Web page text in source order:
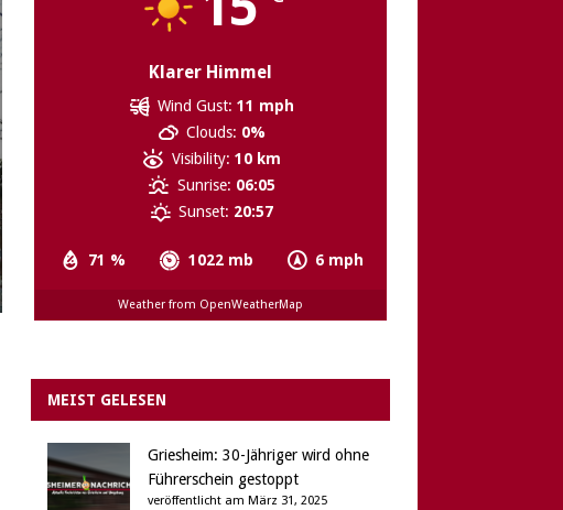
Klarer Himmel
71 % 1022 mb 6 mph
Wind Gust: 11 mph
Clouds: 0%
Visibility: 10 km
Sunrise: 06:05
Sunset: 20:57
Weather from OpenWeatherMap
MEIST GELESEN
Griesheim: 30-Jähriger wird ohne
Führerschein gestoppt
veröffentlicht am März 31, 2025